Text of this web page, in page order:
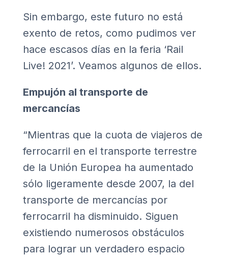
Sin embargo, este futuro no está
exento de retos, como pudimos ver
hace escasos días en la feria ‘Rail
Live! 2021’. Veamos algunos de ellos.
Empujón al transporte de
mercancías
“Mientras que la cuota de viajeros de
ferrocarril en el transporte terrestre
de la Unión Europea ha aumentado
sólo ligeramente desde 2007, la del
transporte de mercancías por
ferrocarril ha disminuido. Siguen
existiendo numerosos obstáculos
para lograr un verdadero espacio